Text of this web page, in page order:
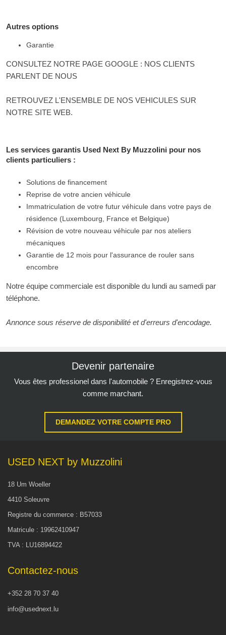
Autres options
Garantie
CONSULTEZ NOTRE PAGE GOOGLE : NOS CLIENTS
PARLENT DE NOUS
RETROUVEZ L'ENSEMBLE DE NOS VEHICULES SUR
NOTRE SITE WEB.
Les services garantis Used Next By Muzzolini pour nos
clients particuliers :
Solutions de financement
Reprise de votre ancien véhicule
Immatriculation de votre futur véhicule dans votre pays de
résidence (Luxembourg, France et Belgique)
Révision de votre nouveau véhicule par nos ateliers
mécaniques
Garantie de 12 mois pour l'assurance de rouler sans
encombre
Notre équipe commerciale est disponible du lundi au samedi par
téléphone.
Annonce sous réserve de disponibilité et d'erreurs d'encodage.
Devenir partenaire
Vous êtes professionel dans l'automobile ? Enregistrez-vous
comme marchant.
DEMANDEZ VOTRE COMPTE PRO
USED NEXT by Muzzolini
18 Um Woeller
4410 Soleuvre
Registre du commerce : B57033
Matricule : 19962410947
TVA : LU16894422
Contactez-nous
+352 28 70 37 40
info@usednext.lu